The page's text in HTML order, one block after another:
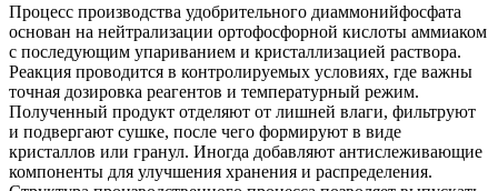
Процесс производства удобрительного диаммонийфосфата
основан на нейтрализации ортофосфорной кислоты аммиаком
с последующим упариванием и кристаллизацией раствора.
Реакция проводится в контролируемых условиях, где важны
точная дозировка реагентов и температурный режим.
Полученный продукт отделяют от лишней влаги, фильтруют
и подвергают сушке, после чего формируют в виде
кристаллов или гранул. Иногда добавляют антислеживающие
компоненты для улучшения хранения и распределения.